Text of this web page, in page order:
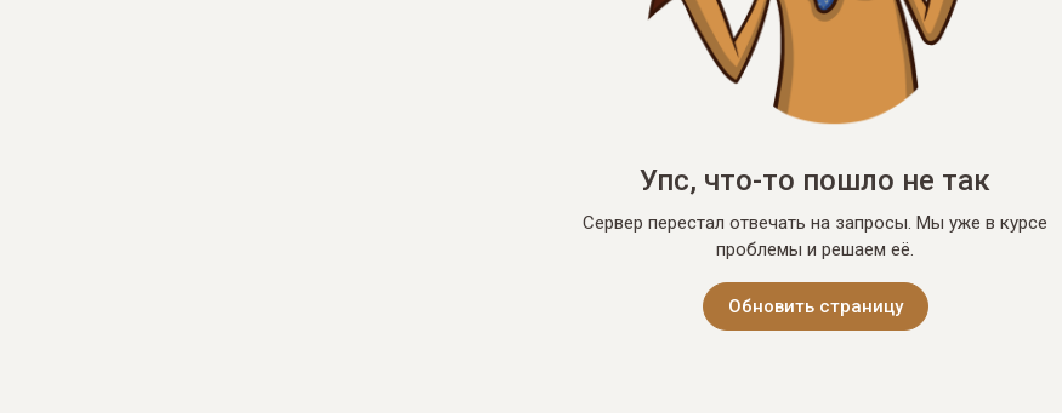
Упс, что-то пошло не так
Сервер перестал отвечать на запросы. Мы уже в курсе
проблемы и решаем её.
Обновить страницу